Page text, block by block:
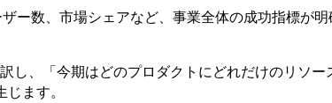
数、市場シェアなど、事業全体の成功指標が
し、「今期はどのプロダクトにどれだけのリソ
ます。